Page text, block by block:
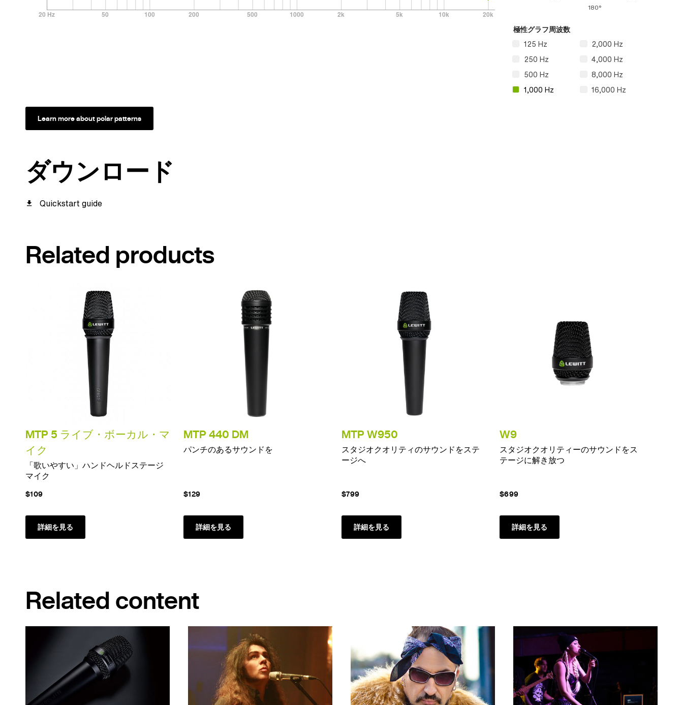
180°
極性グラフ周波数
125 Hz
250 Hz
500 Hz
1,000 Hz
2,000 Hz
4,000 Hz
8,000 Hz
16,000 Hz
Learn more about polar patterns
ダウンロード
Quickstart guide
Related products
MTP 5 ライブ・ボーカル・マ
イク
「歌いやすい」ハンドヘルドステージ
マイク
$109
詳細を見る
MTP 440 DM
パンチのあるサウンドを
$129
詳細を見る
MTP W950
スタジオクオリティのサウンドをステ
ージへ
$799
詳細を見る
W9
スタジオクオリティーのサウンドをス
テージに解き放つ
$699
詳細を見る
Related content